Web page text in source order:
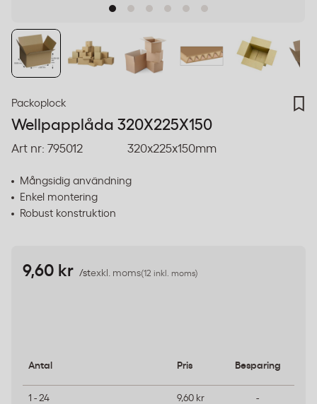
Packoplock
Wellpapplåda 320X225X150
Art nr: 795012 320x225x150mm
Mångsidig användning
Enkel montering
Robust konstruktion
9,60 kr /stexkl. moms(12 inkl. moms)
Antal Pris Besparing
1 - 24 9,60 kr -